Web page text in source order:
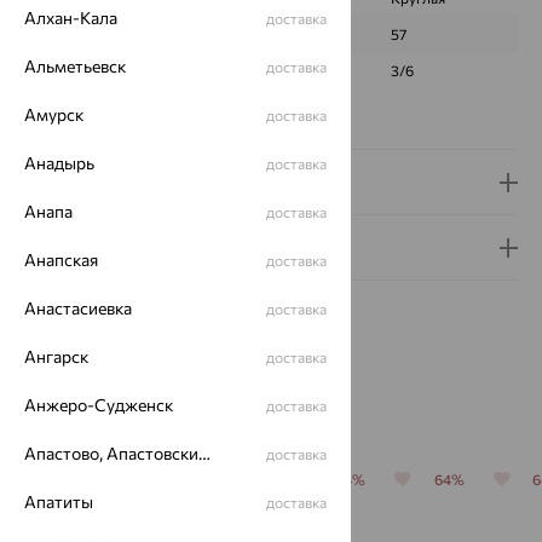
57
ЧИСТОТА 2/3 3/6
Сертификаты на камни
Похожие изделия
64% 64%
Алхан-Кала доставка
Альметьевск доставка
Амурск доставка
Анадырь доставка
Анапа доставка
Анапская доставка
Анастасиевка доставка
Ангарск доставка
Анжеро-Судженск доставка
Апастово, Апастовский район доставка
Апатиты доставка